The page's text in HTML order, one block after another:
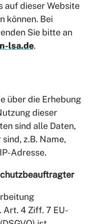
auf dieser Website
können. Bei
Sie bitte an
lsa.de.
über die Erhebung
dieser
sind alle Daten,
z.B. Name,
Adresse.
Art. 4 Ziff. 7 EU-